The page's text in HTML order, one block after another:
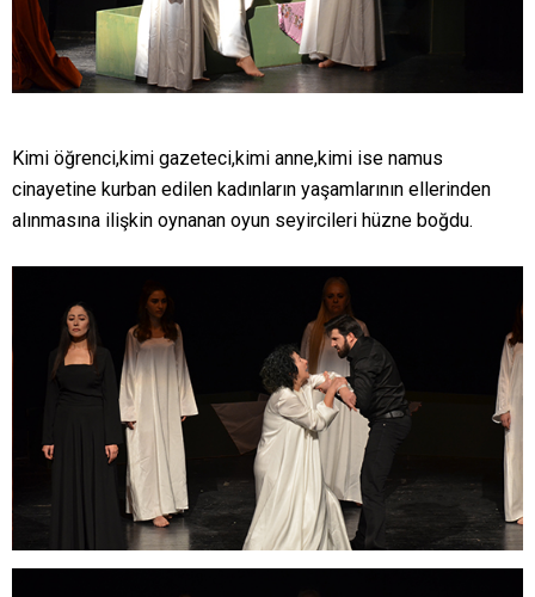
Kimi öğrenci,kimi gazeteci,kimi anne,kimi ise namus
cinayetine kurban edilen kadınların yaşamlarının ellerinden
alınmasına ilişkin oynanan oyun seyircileri hüzne boğdu.